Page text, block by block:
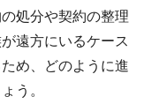
処分や契約の整理
遠方にいるケース
め、どのように進
う。